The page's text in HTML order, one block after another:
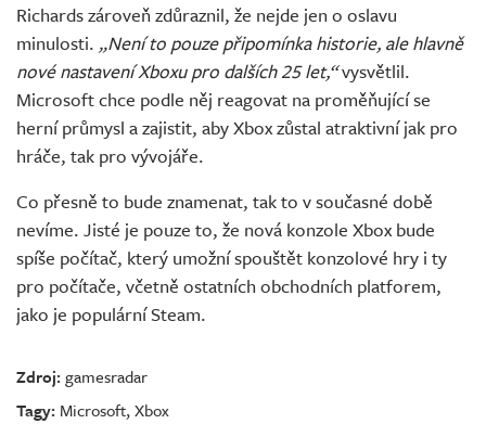
Richards zároveň zdůraznil, že nejde jen o oslavu
minulosti. „Není to pouze připomínka historie, ale hlavně
nové nastavení Xboxu pro dalších 25 let,“vysvětlil.
Microsoft chce podle něj reagovat na proměňující se
herní průmysl a zajistit, aby Xbox zůstal atraktivní jak pro
hráče, tak pro vývojáře.
Co přesně to bude znamenat, tak to v současné době
nevíme. Jisté je pouze to, že nová konzole Xbox bude
spíše počítač, který umožní spouštět konzolové hry i ty
pro počítače, včetně ostatních obchodních platforem,
jako je populární Steam.
Zdroj:gamesradar
Tagy: Microsoft,Xbox